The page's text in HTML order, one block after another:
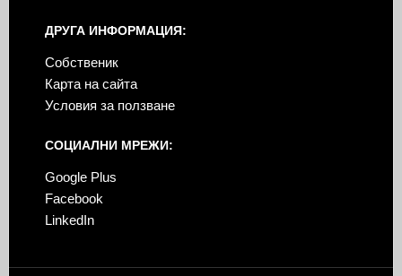
ДРУГА ИНФОРМАЦИЯ:
Собственик
Карта на сайта
Условия за ползване
СОЦИАЛНИ МРЕЖИ:
Google Plus
Facebook
LinkedIn